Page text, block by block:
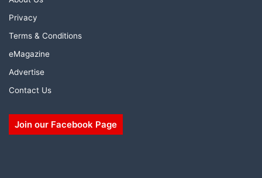
Privacy
Terms & Conditions
eMagazine
Advertise
Contact Us
Join our Facebook Page